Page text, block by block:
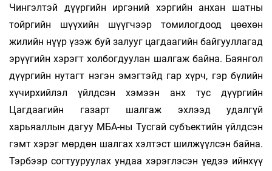
Чингэлтэй дүүргийн иргэний хэргийн анхан шатны
тойргийн шүүхийн шүүгчээр томилогдоод цөөхөн
жилийн нүүр үзэж буй залууг цагдаагийн байгууллагад
эрүүгийн хэрэгт холбогдуулан шалгаж байна. Баянгол
дүүргийн нутагт нэгэн эмэгтэйд гар хүрч, гэр бүлийн
хүчирхийлэл үйлдсэн хэмээн анх тус дүүргийн
Цагдаагийн газарт шалгаж эхлээд удалгүй
харьяаллын дагуу МБА-ны Тусгай субъектийн үйлдсэн
гэмт хэрэг мөрдөн шалгах хэлтэст шилжүүлсэн байна.
Тэрбээр согтууруулах ундаа хэрэглэсэн үедээ ийнхүү